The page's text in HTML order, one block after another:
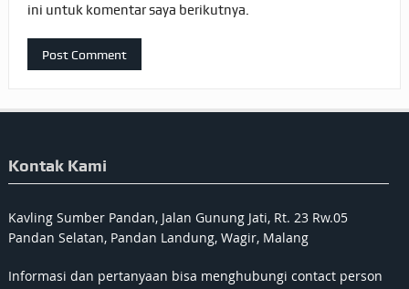
ini untuk komentar saya berikutnya.
Kontak Kami
Kavling Sumber Pandan, Jalan Gunung Jati, Rt. 23 Rw.05
Pandan Selatan, Pandan Landung, Wagir, Malang
Informasi dan pertanyaan bisa menghubungi contact person